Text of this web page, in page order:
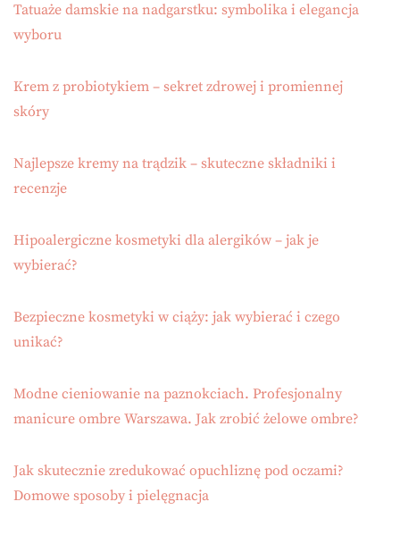
Tatuaże damskie na nadgarstku: symbolika i elegancja
wyboru
Krem z probiotykiem – sekret zdrowej i promiennej
skóry
Najlepsze kremy na trądzik – skuteczne składniki i
recenzje
Hipoalergiczne kosmetyki dla alergików – jak je
wybierać?
Bezpieczne kosmetyki w ciąży: jak wybierać i czego
unikać?
Modne cieniowanie na paznokciach. Profesjonalny
manicure ombre Warszawa. Jak zrobić żelowe ombre?
Jak skutecznie zredukować opuchliznę pod oczami?
Domowe sposoby i pielęgnacja